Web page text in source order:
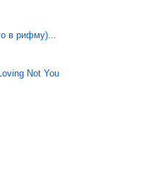
в рифму)...
Not You